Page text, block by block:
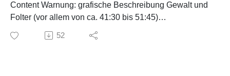
Content Warnung: grafische Beschreibung Gewalt und
Folter (vor allem von ca. 41:30 bis 51:45)
In dieser Folge besprechen wir Kapitel 13 von "Das
Lied der Krähen" und erleben Kaz noch einmal ganz
52